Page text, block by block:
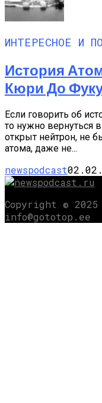
ИНТЕРЕСНОЕ И
История
Кюри До
Если говорить об
то нужно вернуться
открыт нейтрон, не
атома, даже не...
newspodcast
Copyright © 2025
info@gototop.ee